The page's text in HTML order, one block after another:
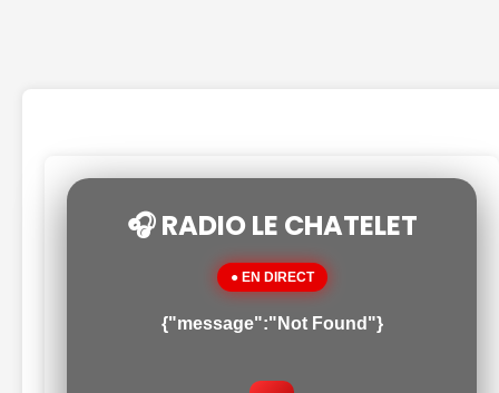
🎧 RADIO LE CHATELET
● EN DIRECT
{"message":"Not Found"}